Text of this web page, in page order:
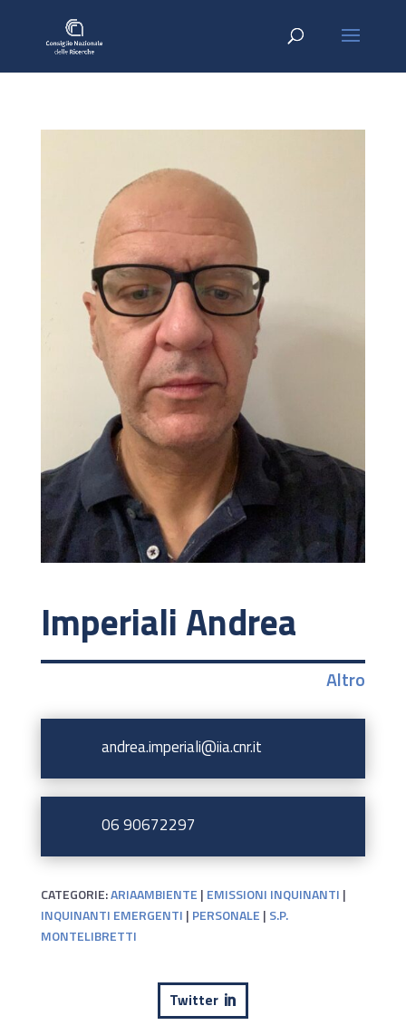
Imperiali Andrea
Altro
andrea.imperiali@iia.cnr.it
06 90672297
CATEGORIE:ARIAAMBIENTE | EMISSIONI INQUINANTI |
INQUINANTI EMERGENTI | PERSONALE | S.P.
MONTELIBRETTI
Twitter